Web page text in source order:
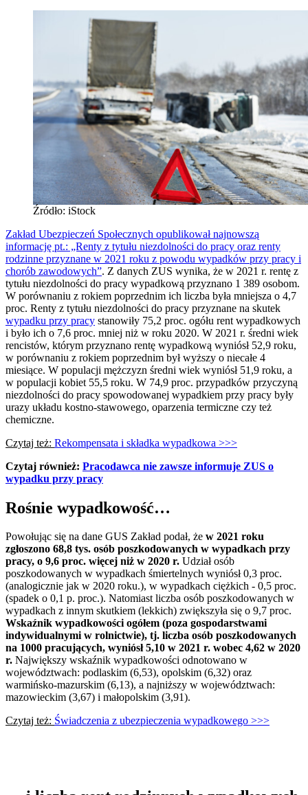
Źródło: iStock
Zakład Ubezpieczeń Społecznych opublikował najnowszą
informację pt.: „Renty z tytułu niezdolności do pracy oraz renty
rodzinne przyznane w 2021 roku z powodu wypadków przy pracy i
chorób zawodowych”. Z danych ZUS wynika, że w 2021 r. rentę z
tytułu niezdolności do pracy wypadkową przyznano 1 389 osobom.
W porównaniu z rokiem poprzednim ich liczba była mniejsza o 4,7
proc. Renty z tytułu niezdolności do pracy przyznane na skutek
wypadku przy pracy stanowiły 75,2 proc. ogółu rent wypadkowych
i było ich o 7,6 proc. mniej niż w roku 2020. W 2021 r. średni wiek
rencistów, którym przyznano rentę wypadkową wyniósł 52,9 roku,
w porównaniu z rokiem poprzednim był wyższy o niecałe 4
miesiące. W populacji mężczyzn średni wiek wyniósł 51,9 roku, a
w populacji kobiet 55,5 roku. W 74,9 proc. przypadków przyczyną
niezdolności do pracy spowodowanej wypadkiem przy pracy były
urazy układu kostno-stawowego, oparzenia termiczne czy też
chemiczne.
Czytaj też: Rekompensata i składka wypadkowa >>>
Czytaj również: Pracodawca nie zawsze informuje ZUS o
wypadku przy pracy
Rośnie wypadkowość…
Powołując się na dane GUS Zakład podał, że w 2021 roku
zgłoszono 68,8 tys. osób poszkodowanych w wypadkach przy
pracy, o 9,6 proc. więcej niż w 2020 r. Udział osób
poszkodowanych w wypadkach śmiertelnych wyniósł 0,3 proc.
(analogicznie jak w 2020 roku.), w wypadkach ciężkich - 0,5 proc.
(spadek o 0,1 p. proc.). Natomiast liczba osób poszkodowanych w
wypadkach z innym skutkiem (lekkich) zwiększyła się o 9,7 proc.
Wskaźnik wypadkowości ogółem (poza gospodarstwami
indywidualnymi w rolnictwie), tj. liczba osób poszkodowanych
na 1000 pracujących, wyniósł 5,10 w 2021 r. wobec 4,62 w 2020
r. Największy wskaźnik wypadkowości odnotowano w
województwach: podlaskim (6,53), opolskim (6,32) oraz
warmińsko-mazurskim (6,13), a najniższy w województwach:
mazowieckim (3,67) i małopolskim (3,91).
Czytaj też: Świadczenia z ubezpieczenia wypadkowego >>>